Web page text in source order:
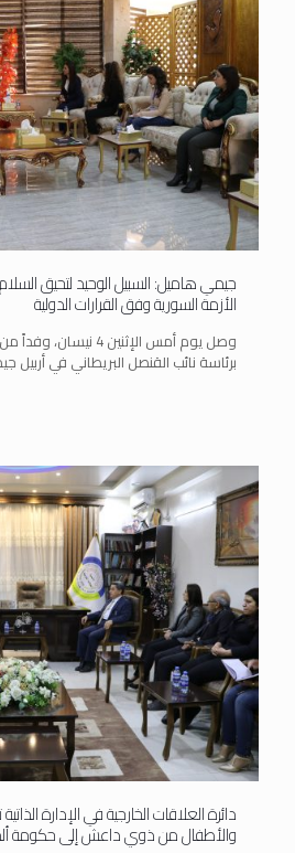
جيمي هاميل: السبيل الوحيد لتحيق
الأزمة السورية وفق القرارات الدولية
وصل يوم أمس الإثنين 4
برئاسة نائب القنصل البريطاني في
دائرة العلاقات الخارجية في الإدارة
والأطفال من ذوي داعش إلى حكومة